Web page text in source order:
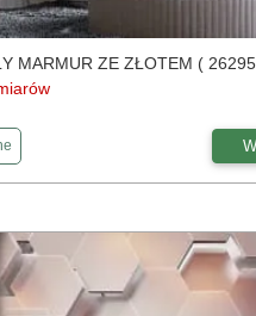
MARMUR ZE ZŁOTEM (
do Biały marmur ze złotem